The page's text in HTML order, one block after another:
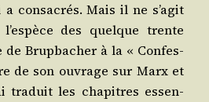
consa­crés. Mais il ne s’agit
des quelque trente
de Brup­ba­cher à la « Confes­
de son ouvrage sur Marx et
tra­duit les cha­pitres essen­